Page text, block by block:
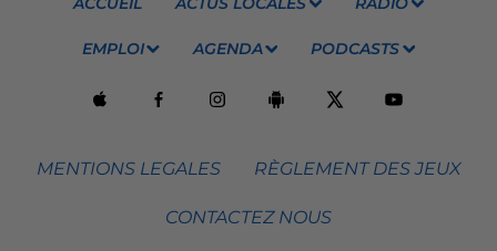
EMPLOI AGENDA PODCASTS
MENTIONS LEGALES RÈGLEMENT DES JEUX
CONTACTEZ NOUS